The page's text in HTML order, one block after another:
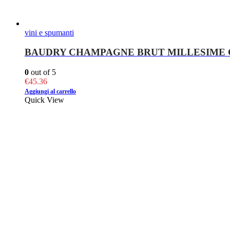
vini e spumanti
BAUDRY CHAMPAGNE BRUT MILLESIME
0 out of 5
€45.36
Aggiungi al carrello
Quick View